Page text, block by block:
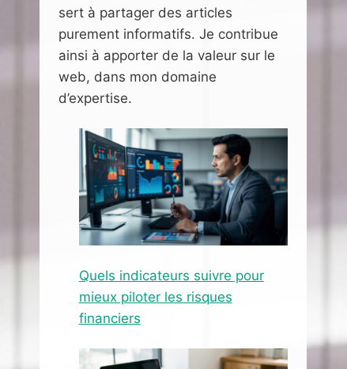
sert à partager des articles
purement informatifs. Je contribue
ainsi à apporter de la valeur sur le
web, dans mon domaine
d’expertise.
Quels indicateurs suivre pour
mieux piloter les risques
financiers